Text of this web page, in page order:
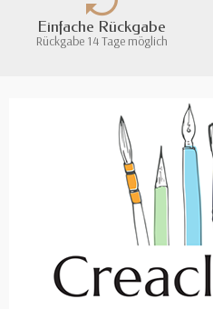
Einfache Rückgabe
Rückgabe 14 Tage möglich